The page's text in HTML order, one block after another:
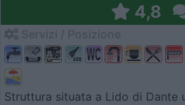
4,8
Struttura situata a Lido di Dante